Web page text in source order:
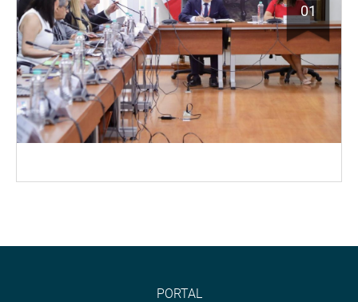
01
PORTAL